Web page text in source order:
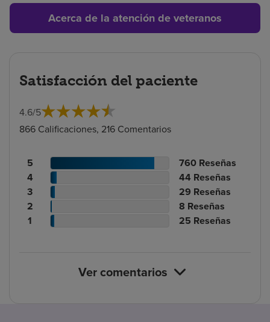
Acerca de la atención de veteranos
Satisfacción del paciente
4.6/5
866 Calificaciones, 216 Comentarios
Recuento
de
calificaciones
de
pacientes
5
N.º
de
reseñas
760 Reseñas
Recuento
de
calificaciones
de
4
N.º
de
reseñas
44 Reseñas
Recuento
de
calificaciones
3
N.º
de
reseñas
29 Reseñas
Recuento
de
2
N.º
de
8 Reseñas
Recuento
1
N.º
25 Reseñas
Ver comentarios